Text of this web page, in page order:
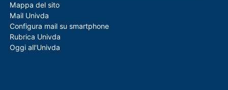
Mappa del sito
Mail Univda
Configura mail su smartphone
Rubrica Univda
Oggi all'Univda